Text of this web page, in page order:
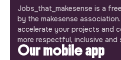
Jobs_that_makesense is a
by the makesense
accelerate your projects and
more respectful, inclusive and
Our mobile app